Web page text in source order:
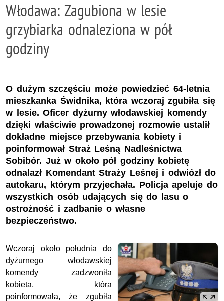
Włodawa: Zagubiona w lesie
grzybiarka odnaleziona w pół
godziny
O dużym szczęściu może powiedzieć 64-letnia
mieszkanka Świdnika, która wczoraj zgubiła się
w lesie. Oficer dyżurny włodawskiej komendy
dzięki właściwie prowadzonej rozmowie ustalił
dokładne miejsce przebywania kobiety i
poinformował Straż Leśną Nadleśnictwa
Sobibór. Już w około pół godziny kobietę
odnalazł Komendant Straży Leśnej i odwiózł do
autokaru, którym przyjechała. Policja apeluje do
wszystkich osób udających się do lasu o
ostrożność i zadbanie o własne
bezpieczeństwo.
Wczoraj około południa do
dyżurnego włodawskiej
komendy zadzwoniła
kobieta, która
poinformowała, że zgubiła